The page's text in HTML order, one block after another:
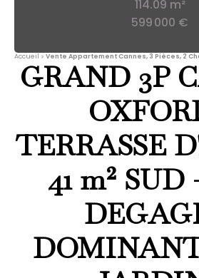
114.09 m²
599 000 €
Accueil Vente Appartement Cannes, 3 Pièces, 2
GRAND 3P
TERRASSE
41 m²